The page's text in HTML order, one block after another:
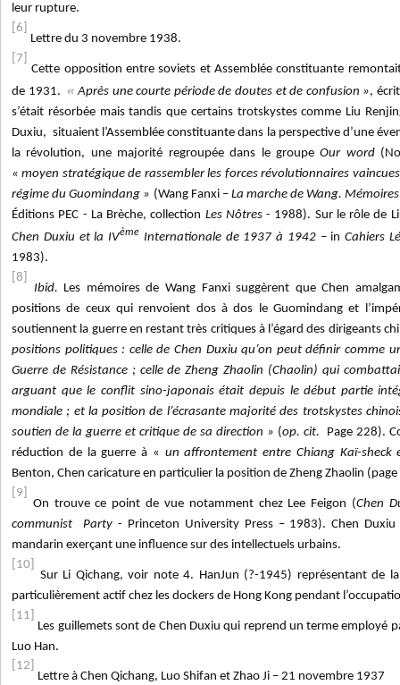
leur rupture.
[6]
Lettre du 3 novembre 1938.
[7]
Cette opposition entre soviets et Assemblée constituante
de 1931. «Après une courte période de doutes et de confusion »,
s’était résorbée mais tandis que certains trotskystes comme Liu
Duxiu, situaient l’Assemblée constituante dans la perspective d’une
la révolution, une majorité regroupée dans le groupeOur word
« moyen stratégique de rassembler les forces révolutionnaires
régime du Guomindang » (Wang Fanxi –La marche de Wang.
Éditions PEC - La Brèche, collection Les Nôtres- 1988). Sur le rôle de
Chen Duxiu et la IVème Internationale de 1937 à 1942– inCahiers
1983).
[8]
Ibid. Les mémoires de Wang Fanxi suggèrent que Chen
positions de ceux qui renvoient dos à dos le Guomindang et
soutiennent la guerre en restant très critiques à l’égard des dirigeants
positions politiques : celle de Chen Duxiu qu’on peut définir comme
Guerre de Résistance ; celle de Zheng Zhaolin (Chaolin) qui
arguant que le conflit sino-japonais était depuis le début partie
mondiale ; et la position de l’écrasante majorité des trotskystes
soutien de la guerre et critique de sa direction » (op. cit. Page 228).
réduction de la guerre à « un affrontement entre Chiang Kaï-
Benton, Chen caricature en particulier la position de Zheng Zhaolin
[9]
On trouve ce point de vue notamment chez Lee Feigon (Chen
communist Party- Princeton University Press – 1983). Chen
mandarin exerçant une influence sur des intellectuels urbains.
[10]
Sur Li Qichang, voir note 4. HanJun (?-1945) représentant de
particulièrement actif chez les dockers de Hong Kong pendant
[11]
Les guillemets sont de Chen Duxiu qui reprend un terme employé
Luo Han.
[12]
Lettre à Chen Qichang, Luo Shifan et Zhao Ji – 21 novembre 1937